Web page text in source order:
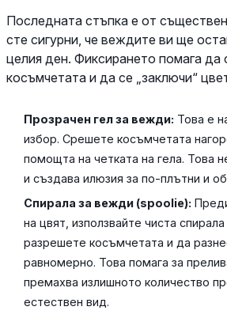
Последната стъпка е от
сте сигурни, че веждите ви ще
целия ден. Фиксирането помага да
косъмчетата и да се „заключи“
Прозрачен гел за вежди: Това е
избор. Срешете косъмчетата
помощта на четката на гела. Това
и създава илюзия за по-плътни и
Спирала за вежди (spoolie):
на цвят, използвайте чиста
разрешете косъмчетата и да
равномерно. Това помага за
премахва излишното количество
естествен вид.